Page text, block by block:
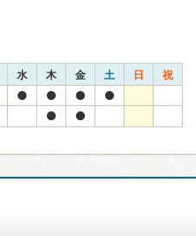
水 木 金 土 日 祝